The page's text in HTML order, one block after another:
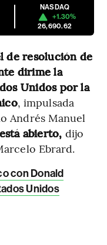
NASDAQ
+1.30%
26,690.62
de resolución de
dirime la
Unidos por la
, impulsada
Andrés Manuel
abierto, dijo
Ebrard.
con Donald
Unidos